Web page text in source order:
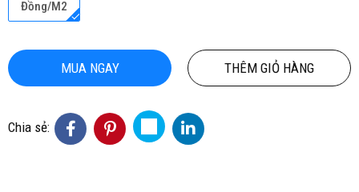
Đồng/M2
MUA NGAY THÊM GIỎ HÀNG
Chia sẻ: